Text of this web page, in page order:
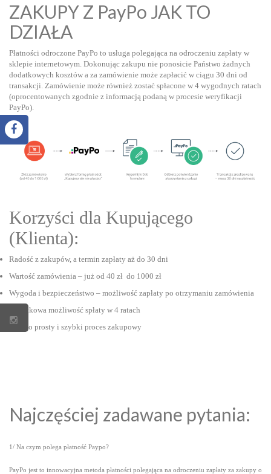
ZAKUPY Z PayPo JAK TO
DZIAŁA
Płatności odroczone PayPo to usługa polegająca na odroczeniu zapłaty w
sklepie internetowym. Dokonując zakupu nie ponosicie Państwo żadnych
dodatkowych kosztów a za zamówienie może zapłacić w ciągu 30 dni od
transakcji. Zamówienie może również zostać spłacone w 4 wygodnych ratach
(oprocentowanych zgodnie z informacją podaną w procesie weryfikacji
PayPo).
Korzyści dla Kupującego
(Klienta):
Radość z zakupów, a termin zapłaty aż do 30 dni
Wartość zamówienia – już od 40 zł do 1000 zł
Wygoda i bezpieczeństwo – możliwość zapłaty po otrzymaniu zamówienia
Dodatkowa możliwość spłaty w 4 ratach
Bardzo prosty i szybki proces zakupowy
Najczęściej zadawane pytania:
1/ Na czym polega płatność Paypo?
PayPo jest to innowacyjna metoda płatności polegająca na odroczeniu zapłaty za zakupy o